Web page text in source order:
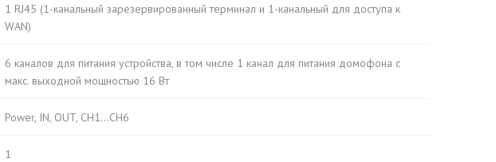
1 RJ45 (1-канальный зарезервированный терминал и 1-канальный для доступа к
WAN)
6 каналов для питания устройства, в том числе 1 канал для питания домофона с
макс. выходной мощностью 16 Вт
Power, IN, OUT, CH1…CH6
1